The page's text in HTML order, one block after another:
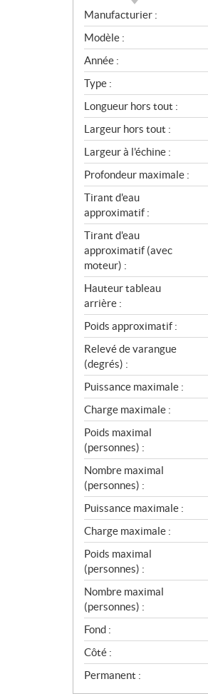
S
p
é
c
i
f
i
c
a
t
i
o
n
s
Manufacturier :
Modèle :
Année :
Type :
Longueur hors tout :
Largeur hors tout :
Largeur à l'échine :
Profondeur maximale :
Tirant d'eau
approximatif :
Tirant d'eau
approximatif (avec
moteur) :
Hauteur tableau
arrière :
Poids approximatif :
Relevé de varangue
(degrés) :
Puissance maximale :
Charge maximale :
Poids maximal
(personnes) :
Nombre maximal
(personnes) :
Puissance maximale :
Charge maximale :
Poids maximal
(personnes) :
Nombre maximal
(personnes) :
Fond :
Côté :
Permanent :